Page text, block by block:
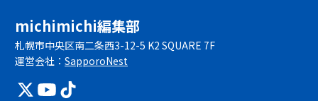
michimichi編集部
札幌市中央区南二条西3-12-5 K2 SQUARE 7F
運営会社： SapporoNest